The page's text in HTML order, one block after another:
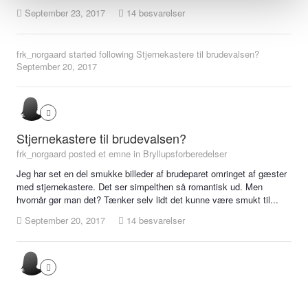
September 23, 2017
14 besvarelser
frk_norgaard started following Stjernekastere til brudevalsen?
September 20, 2017
Stjernekastere til brudevalsen?
frk_norgaard posted et emne in Bryllupsforberedelser
Jeg har set en del smukke billeder af brudeparet omringet af gæster
med stjernekastere. Det ser simpelthen så romantisk ud. Men
hvornår gør man det? Tænker selv lidt det kunne være smukt til...
September 20, 2017
14 besvarelser